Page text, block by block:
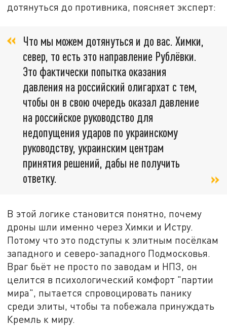
дотянуться до противника, поясняет эксперт:
Что мы можем дотянуться и до вас. Химки,
север, то есть это направление Рублёвки.
Это фактически попытка оказания
давления на российский олигархат с тем,
чтобы он в свою очередь оказал давление
на российское руководство для
недопущения ударов по украинскому
руководству, украинским центрам
принятия решений, дабы не получить
ответку.
В этой логике становится понятно, почему
дроны шли именно через Химки и Истру.
Потому что это подступы к элитным посёлкам
западного и северо-западного Подмосковья.
Враг бьёт не просто по заводам и НПЗ, он
целится в психологический комфорт "партии
мира", пытается спровоцировать панику
среди элиты, чтобы та побежала принуждать
Кремль к миру.